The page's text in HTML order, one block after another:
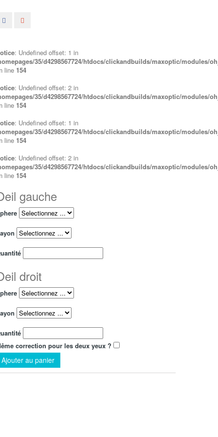
: Undefined offset: 1 in
35/d4298567724/htdocs/clickandbuilds/maxoptic/modules/
line 154
: Undefined offset: 2 in
35/d4298567724/htdocs/clickandbuilds/maxoptic/modules/
line 154
: Undefined offset: 1 in
35/d4298567724/htdocs/clickandbuilds/maxoptic/modules/
line 154
: Undefined offset: 2 in
35/d4298567724/htdocs/clickandbuilds/maxoptic/modules/
line 154
gauche
droit
correction pour les deux yeux ?